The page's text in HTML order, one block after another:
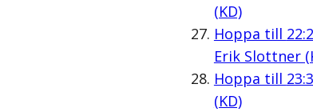
(KD)
Hoppa till
Erik Slottner
Hoppa till
(KD)